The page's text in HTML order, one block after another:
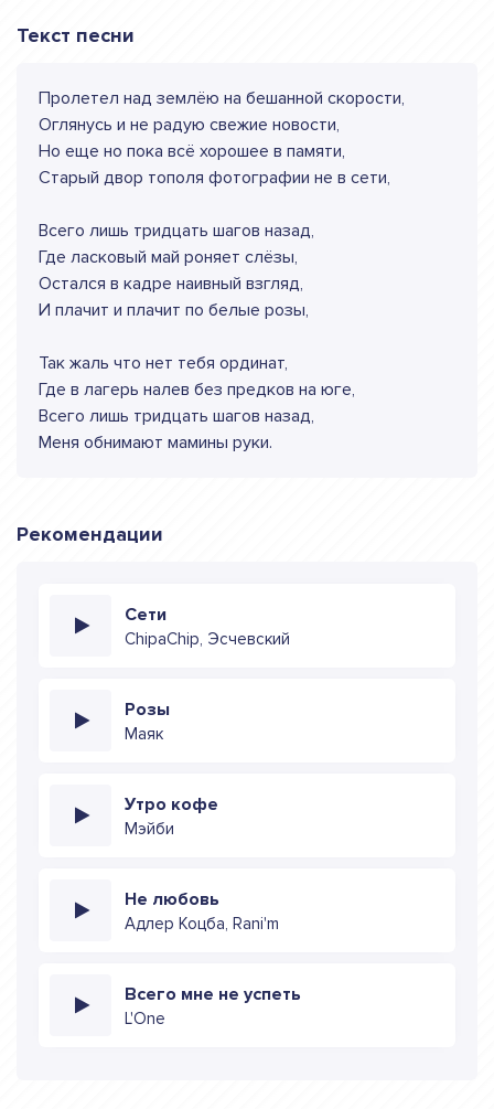
Текст песни
Пролетел над землёю на бешанной скорости,
Оглянусь и не радую свежие новости,
Но еще но пока всё хорошее в памяти,
Старый двор тополя фотографии не в сети,
Всего лишь тридцать шагов назад,
Где ласковый май роняет слёзы,
Остался в кадре наивный взгляд,
И плачит и плачит по белые розы,
Так жаль что нет тебя ординат,
Где в лагерь налев без предков на юге,
Всего лишь тридцать шагов назад,
Меня обнимают мамины руки.
Рекомендации
Сети
ChipaChip, Эсчевский
Розы
Маяк
Утро кофе
Мэйби
Не любовь
Адлер Коцба, Rani'm
Всего мне не успеть
L'One